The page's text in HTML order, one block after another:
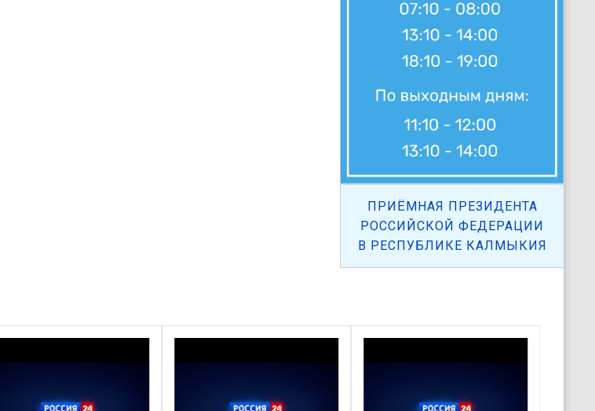
ПРИЁМНАЯ ПРЕЗИДЕНТА
РОССИЙСКОЙ ФЕДЕРАЦИИ
В РЕСПУБЛИКЕ КАЛМЫКИЯ